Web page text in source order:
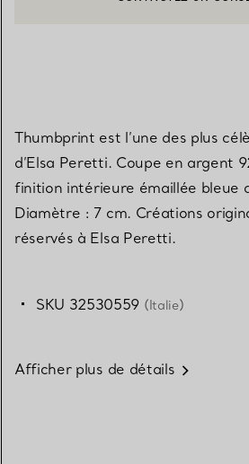
CONTACTER UN CONSEILLER
Thumbprint est l’une des plus
d’Elsa Peretti. Coupe en argent
finition intérieure émaillée bleue
Diamètre : 7 cm. Créations
réservés à Elsa Peretti.
SKU 32530559 (Italie)
Afficher plus de détails